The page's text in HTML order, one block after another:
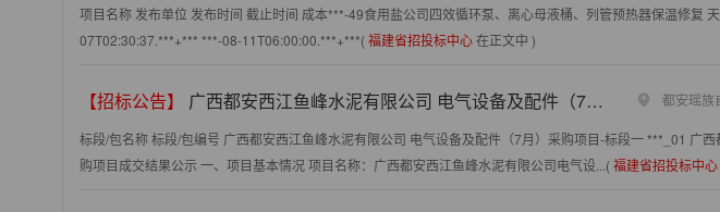
项目名称 发布单位 发布时间 截止时间 成本***-49食用盐公司四效循环泵、离心母液桶、列管预热器保温修复
07T02:30:37.***+*** ***-08-11T06:00:00.***+***(福建省招投标中心在正文中 )
【招标公告】 广西都安西江鱼峰水泥有限公司 电气设备及配件（7月）采购项目成交结果公示 都安瑶族
标段/包名称 标段/包编号 广西都安西江鱼峰水泥有限公司 电气设备及配件（7月）采购项目-标段一 ***_01 广
购项目成交结果公示 一、项目基本情况 项目名称：广西都安西江鱼峰水泥有限公司电气设...(福建省招投标中心